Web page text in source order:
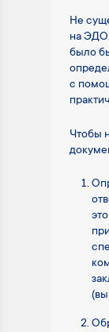
Не
на
было
с
Чтобы